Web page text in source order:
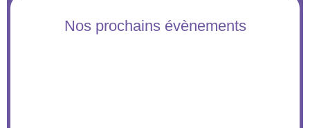
Nos prochains évènements